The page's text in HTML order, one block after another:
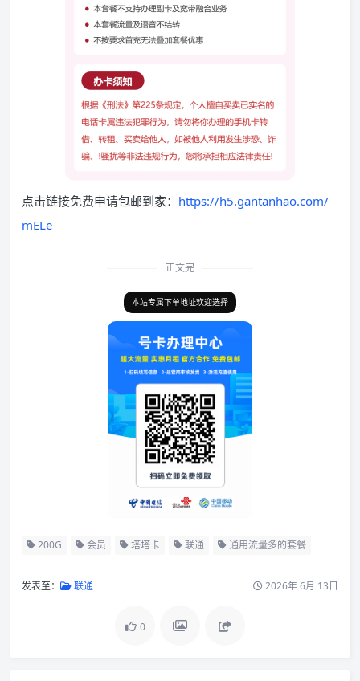
点击链接免费申请包邮到家： https://h5.gantanhao.com/
mELe
正文完
本站专属下单地址欢迎选择
200G 会员 塔塔卡 联通 通用流量多的套餐
发表至： 联通 2026年 6月 13日
0